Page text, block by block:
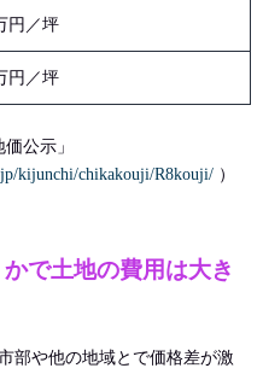
円／坪
円／坪
公示」
kijunchi/chikakouji/R8kouji/）
で土地の費用は大き
部や他の地域とで価格差が激